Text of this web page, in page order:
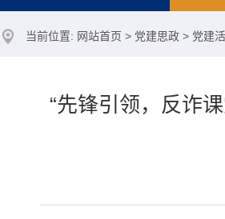
当前位置: 网站首页 > 党建思政 > 党建
“先锋引领，反诈